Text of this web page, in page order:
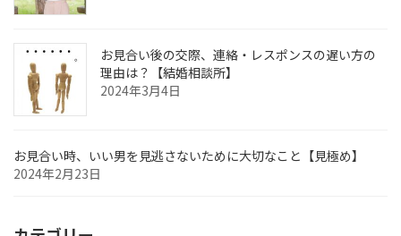
お見合い後の交際、連絡・レスポンスの遅い方の
理由は？【結婚相談所】
2024年3月4日
お見合い時、いい男を見逃さないために大切なこと【見極め】
2024年2月23日